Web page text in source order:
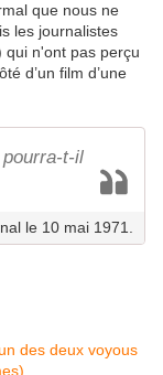
que nous ne
les journalistes
qui n'ont pas perçu
d’un film d’une
t-il
le 10 mai 1971.